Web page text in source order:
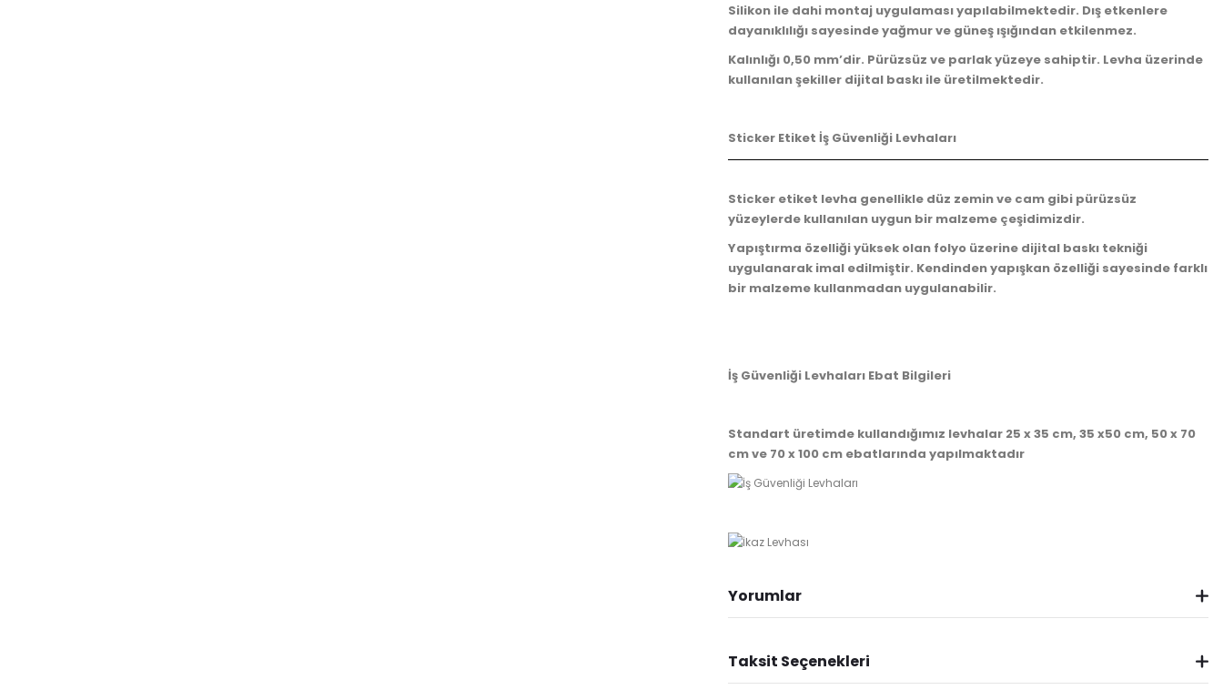
Silikon ile dahi montaj uygulaması yapılabilmektedir. Dış etkenlere
dayanıklılığı sayesinde yağmur ve güneş ışığından etkilenmez.
Kalınlığı 0,50 mm’dir. Pürüzsüz ve parlak yüzeye sahiptir. Levha üzerinde
kullanılan şekiller dijital baskı ile üretilmektedir.
Sticker Etiket İş Güvenliği Levhaları
Sticker etiket levha genellikle düz zemin ve cam gibi pürüzsüz
yüzeylerde kullanılan uygun bir malzeme çeşidimizdir.
Yapıştırma özelliği yüksek olan folyo üzerine dijital baskı tekniği
uygulanarak imal edilmiştir. Kendinden yapışkan özelliği sayesinde farklı
bir malzeme kullanmadan uygulanabilir.
İş Güvenliği Levhaları Ebat Bilgileri
Standart üretimde kullandığımız levhalar 25 x 35 cm, 35 x50 cm, 50 x 70
cm ve 70 x 100 cm ebatlarında yapılmaktadır
Yorumlar
Taksit Seçenekleri